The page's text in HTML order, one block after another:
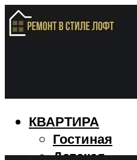
КВАРТИРА
Гостиная
Детская